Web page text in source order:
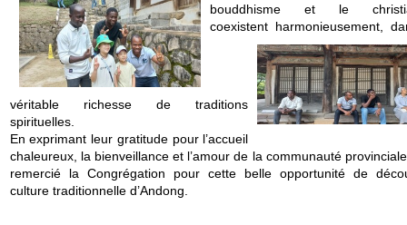
bouddhisme et le
coexistent harmonieusement,
véritable richesse de traditions
spirituelles.
En exprimant leur gratitude pour l’accueil
chaleureux, la bienveillance et l’amour de la communauté
remercié la Congrégation pour cette belle opportunité de
culture traditionnelle d’Andong.